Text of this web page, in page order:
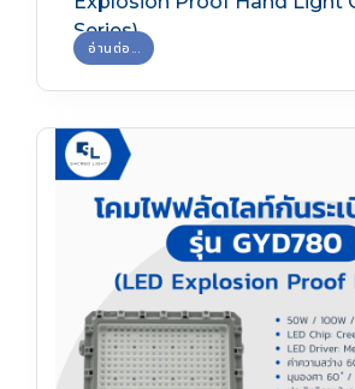
Series)
อ่านต่อ...